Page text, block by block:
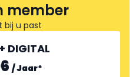
member
bij u past
DIGITAL
/Jaar*